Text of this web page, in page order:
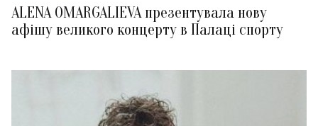
ALENA OMARGALIEVA презентувала нову
афішу великого концерту в Палаці спорту